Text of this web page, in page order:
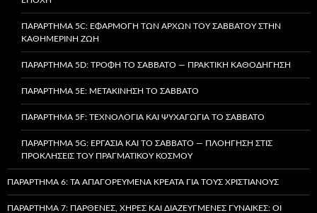
ΠΑΡΆΡΤΗΜΑ 5C: ΕΦΑΡΜΟΓΉ ΤΩΝ ΑΡΧΏΝ ΤΟΥ ΣΑΒΒΆΤΟΥ ΣΤΗΝ
ΚΑΘΗΜΕΡΙΝΉ ΖΩΉ
ΠΑΡΆΡΤΗΜΑ 5D: ΤΡΟΦΉ ΤΟ ΣΆΒΒΑΤΟ — ΠΡΑΚΤΙΚΉ ΚΑΘΟΔΉΓΗΣΗ
ΠΑΡΆΡΤΗΜΑ 5E: ΜΕΤΑΚΊΝΗΣΗ ΤΟ ΣΆΒΒΑΤΟ
ΠΑΡΆΡΤΗΜΑ 5F: ΤΕΧΝΟΛΟΓΊΑ ΚΑΙ ΨΥΧΑΓΩΓΊΑ ΤΟ ΣΆΒΒΑΤΟ
ΠΑΡΆΡΤΗΜΑ 5G: ΕΡΓΑΣΊΑ ΚΑΙ ΤΟ ΣΆΒΒΑΤΟ — ΠΛΟΉΓΗΣΗ ΣΤΙΣ
ΠΡΟΚΛΉΣΕΙΣ ΤΟΥ ΠΡΑΓΜΑΤΙΚΟΎ ΚΌΣΜΟΥ
ΠΑΡΆΡΤΗΜΑ 6: ΤΑ ΑΠΑΓΟΡΕΥΜΈΝΑ ΚΡΈΑΤΑ ΓΙΑ ΤΟΥΣ ΧΡΙΣΤΙΑΝΟΎΣ
ΠΑΡΆΡΤΗΜΑ 7: ΠΑΡΘΈΝΕΣ, ΧΉΡΕΣ ΚΑΙ ΔΙΑΖΕΥΓΜΈΝΕΣ ΓΥΝΑΊΚΕΣ: ΟΙ